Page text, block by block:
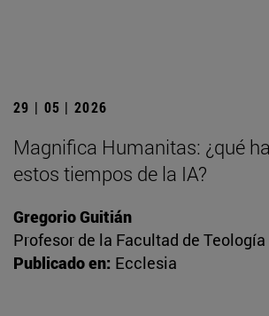
29 | 05 | 2026
Magnifica Humanitas: ¿qué
estos tiempos de la IA?
Gregorio Guitián
Profesor de la Facultad de Teología
Publicado en: Ecclesia